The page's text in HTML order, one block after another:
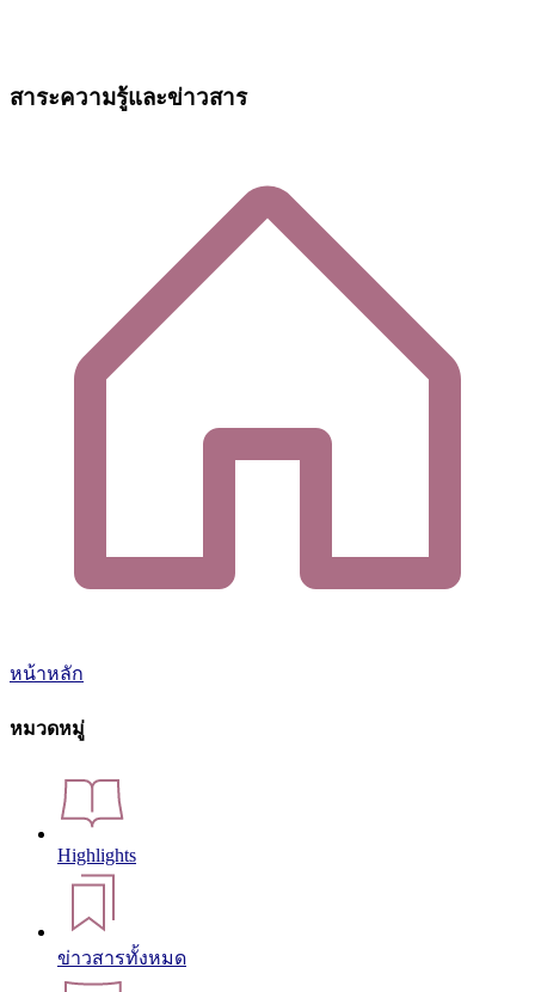
สาระความรู้และข่าวสาร
หน้าหลัก
หมวดหมู่
Highlights
ข่าวสารทั้งหมด